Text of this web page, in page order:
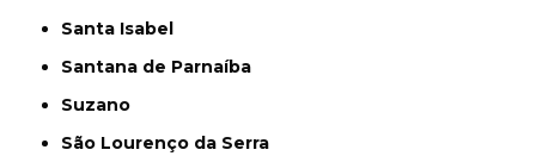
Santa Isabel
Santana de Parnaíba
Suzano
São Lourenço da Serra